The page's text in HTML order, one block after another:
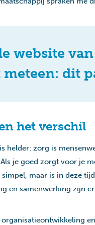
website
dit
het verschil
helder: zorg is
je goed zorgt voor je
maar is in deze
en samenwerking zijn
organisatieontwikkeling